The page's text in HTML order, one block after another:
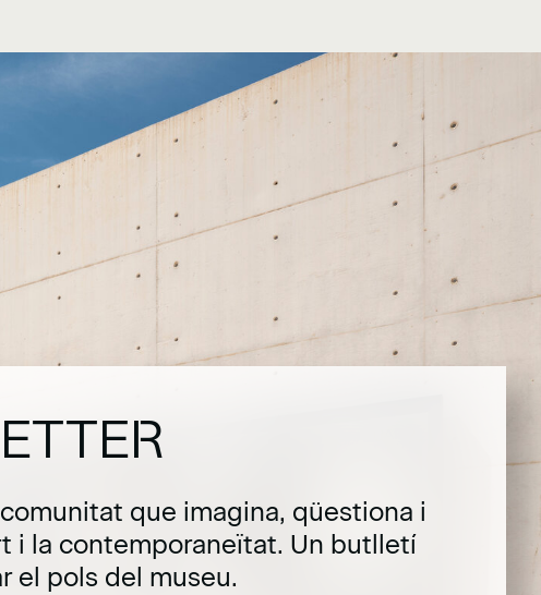
que imagina, qüestiona i
i la contemporaneïtat. Un butlletí
el pols del museu.